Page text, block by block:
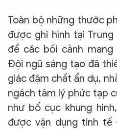
Toàn bộ những thước
được ghi hình tại
để các bối cảnh
Đội ngũ sáng tạo đã
giác đậm chất ẩn dụ,
ngách tâm lý phức tạp
như bố cục khung
được vận dụng tinh